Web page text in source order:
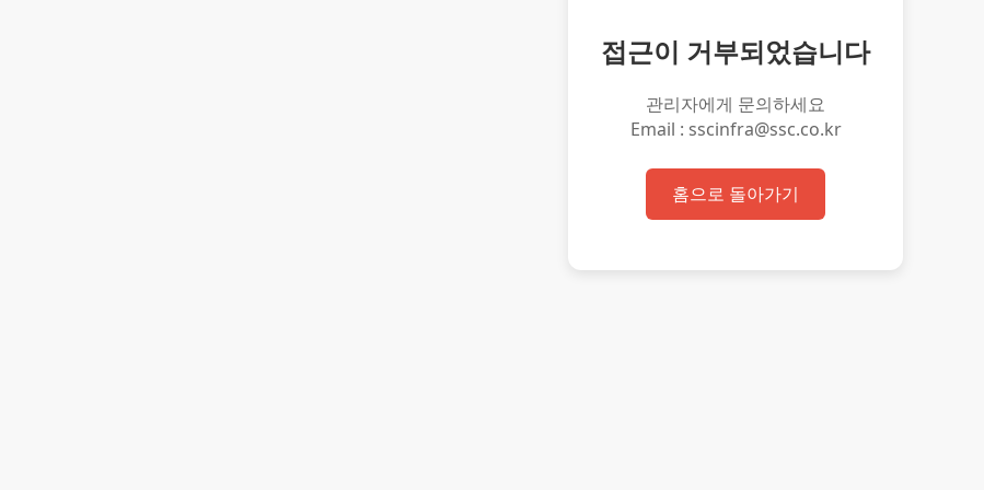
접근이 거부되었습니다
관리자에게 문의하세요
Email : sscinfra@ssc.co.kr
홈으로 돌아가기